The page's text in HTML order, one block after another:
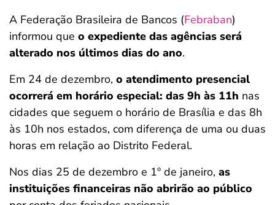
A Federação Brasileira de Bancos (Febraban)
informou que o expediente das agências será
alterado nos últimos dias do ano.
Em 24 de dezembro, o atendimento presencial
ocorrerá em horário especial: das 9h às 11h nas
cidades que seguem o horário de Brasília e das 8h
às 10h nos estados, com diferença de uma ou duas
horas em relação ao Distrito Federal.
Nos dias 25 de dezembro e 1º de janeiro, as
instituições financeiras não abrirão ao público